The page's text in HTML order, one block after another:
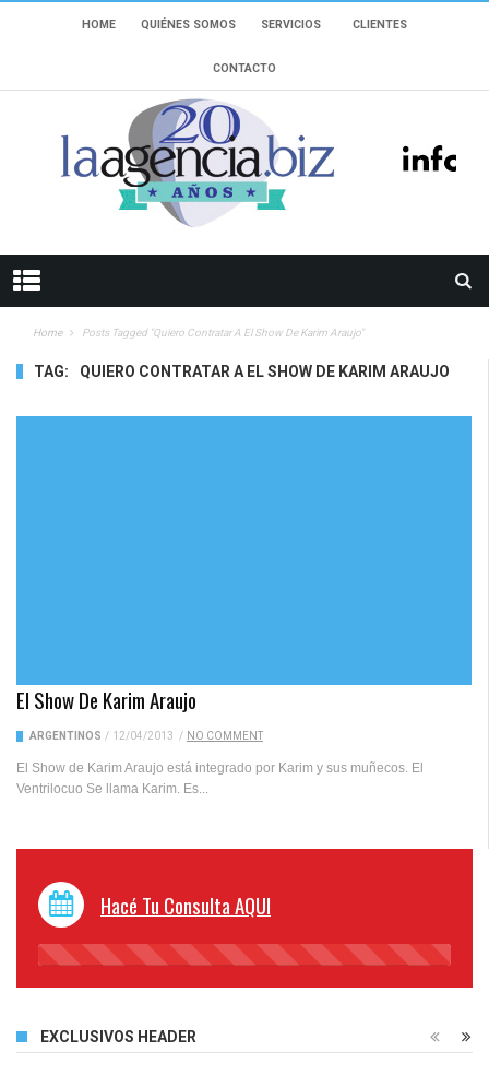
HOME QUIÉNES SOMOS SERVICIOS CLIENTES
CONTACTO
Home Posts Tagged "quiero Contratar A El Show De Karim Araujo"
TAG: QUIERO CONTRATAR A EL SHOW DE KARIM ARAUJO
El Show De Karim Araujo
ARGENTINOS / 12/04/2013 / NO COMMENT
El Show de Karim Araujo está integrado por Karim y sus muñecos. El
Ventrilocuo Se llama Karim. Es...
Hacé Tu Consulta AQUI
45%
EXCLUSIVOS HEADER